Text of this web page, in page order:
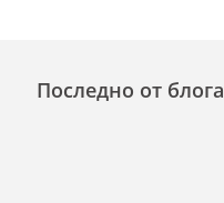
Последно от блога